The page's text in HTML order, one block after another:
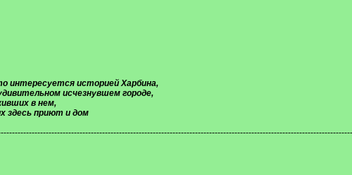
интересуется историей Харбина,
исчезнувшем городе,
в нем,
здесь приют и дом